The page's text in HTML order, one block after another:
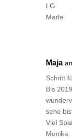
LG
Marle
Maja
Schritt
Bis
sehe
Viel
Monika.